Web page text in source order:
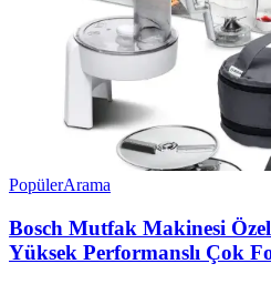
PopülerArama
Bosch Mutfak Makinesi
Yüksek Performanslı Çok